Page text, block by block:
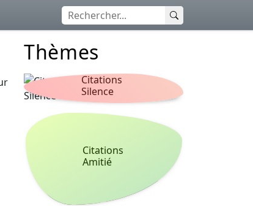
Thèmes
Citations
Silence
Citations
Amitié